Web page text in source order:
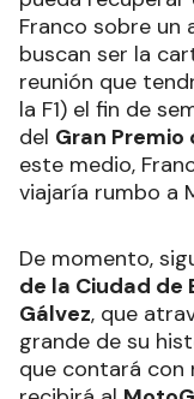
Franco sobre un
buscan ser la
reunión que
la F1) el fin de
del Gran Premio
este medio,
viajaría rumbo a
De momento,
de la Ciudad de
Gálvez, que
grande de su
que contará con